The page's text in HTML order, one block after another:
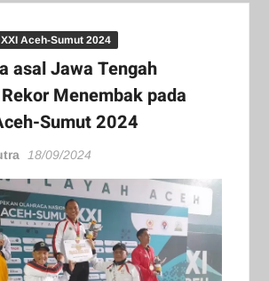
XXI Aceh-Sumut 2024
asal Jawa Tengah
Menembak pada
Sumut 2024
18/09/2024